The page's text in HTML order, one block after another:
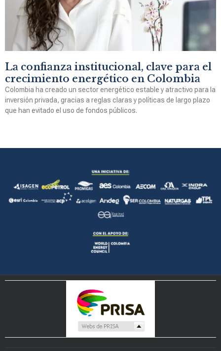
La confianza institucional, clave para el
crecimiento energético en Colombia
Colombia ha creado un sector energético estable y atractivo para la
inversión privada, gracias a reglas claras y políticas de largo plazo
que han evitado el uso de fondos públicos.